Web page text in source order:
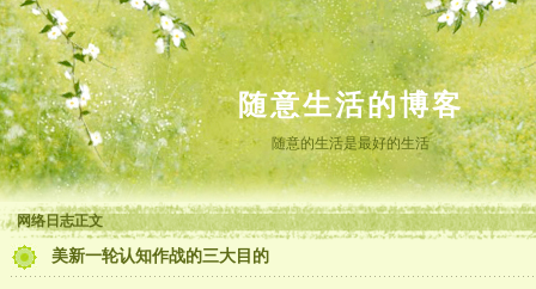
随意生活的博客
随意的生活是最好的生活
网络日志正文
美新一轮认知作战的三大目的